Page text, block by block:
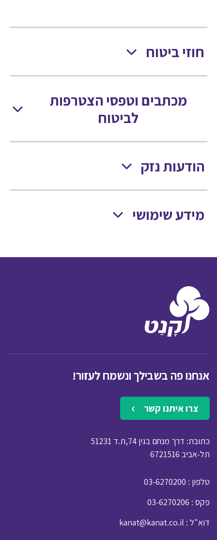
חוזי ביטוח
מכתבים וטפסי הצטרפות
לביטוח
הודעות נזק
מידע שימושי
אנחנו פה בשבילך ונשמח לעזור!
צרו איתנו קשר
כתובת: דרך מנחם בגין 74,ת.ד 51231
תל-אביב 6721516
03-6270200
: טלפון
03-6270206 : פקס
kanat@kanat.co.il : דוא"ל